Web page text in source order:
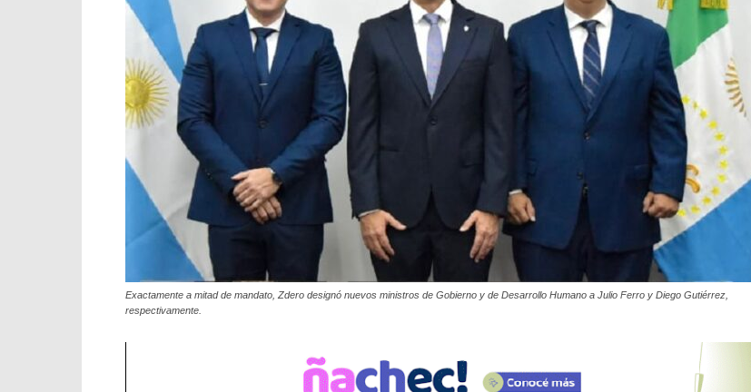
Exactamente a mitad de mandato, Zdero designó nuevos ministros de Gobierno y de Desarrollo Humano a Julio Ferro y Diego Gutiérrez,
respectivamente.